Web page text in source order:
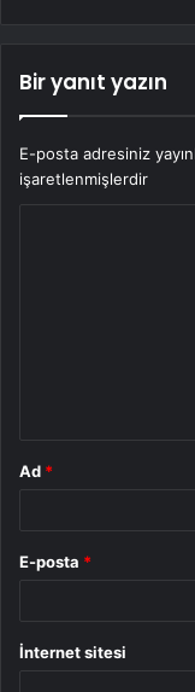
Bir yanıt yazın
E-posta adresiniz
işaretlenmişlerdir
Ad *
E-posta *
İnternet sitesi